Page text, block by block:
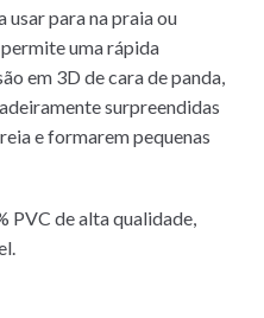
usar para na praia ou
uma rápida
em 3D de cara de panda,
surpreendidas
e formarem pequenas
PVC de alta qualidade,